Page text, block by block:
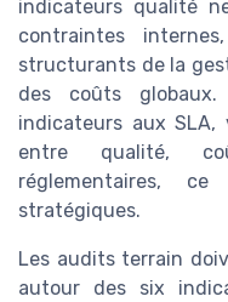
indicateurs qualité
contraintes
structurants de la
des coûts
indicateurs aux
entre qualité,
réglementaires,
stratégiques.
Les audits terrain
autour des six